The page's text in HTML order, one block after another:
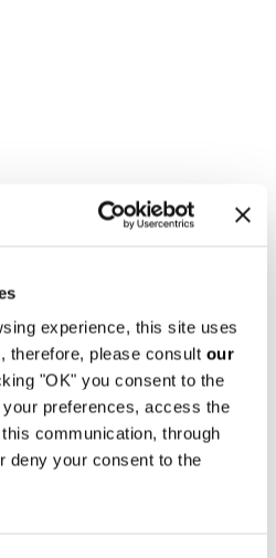
experience, this site uses
therefore, please consult our
"OK" you consent to the
preferences, access the
communication, through
deny your consent to the
H42